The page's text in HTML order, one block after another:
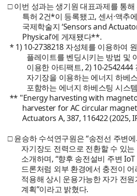
□ 이번 성과는 생기원 대표과제를 통
특허 2건*이 등록됐고, 센서·액추
국제학술지 ‘Sensors and
Physical’에 게재됐다**.
* 1) 10-2738218 자성체를 이용하여
플레이트를 벤딩시키는 방법 및
이용한 아티팩트, 2) 10-2542444
자기장을 이용하는 에너지 하베
포함하는 에너지 하베스팅 시스템
** "Energy harvesting with
harvester for AC circular
Actuators A, 387, 116422 (2025,
□ 윤승하 수석연구원은 “송전선 주변
자기장도 전력으로 전환할 수 있는
소개하며, “향후 송전설비 주변
드론처럼 외부 환경에서 충전이 어
적용해 상시 운용가능한 자가 전
계획”이라고 밝혔다.